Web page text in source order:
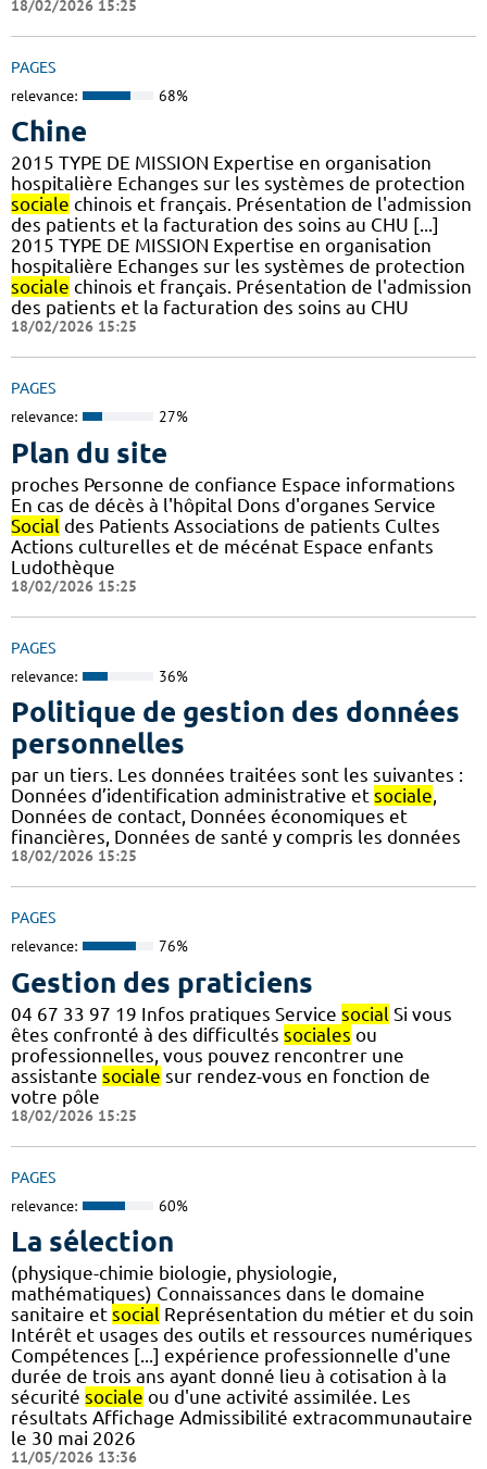
18/02/2026 15:25
PAGES
relevance: 68%
Chine
2015 TYPE DE MISSION Expertise en organisation
hospitalière Echanges sur les systèmes de protection
sociale chinois et français. Présentation de l'admission
des patients et la facturation des soins au CHU [...]
2015 TYPE DE MISSION Expertise en organisation
hospitalière Echanges sur les systèmes de protection
sociale chinois et français. Présentation de l'admission
des patients et la facturation des soins au CHU
18/02/2026 15:25
PAGES
relevance: 27%
Plan du site
proches Personne de confiance Espace informations
En cas de décès à l'hôpital Dons d'organes Service
Social des Patients Associations de patients Cultes
Actions culturelles et de mécénat Espace enfants
Ludothèque
18/02/2026 15:25
PAGES
relevance: 36%
Politique de gestion des données
personnelles
par un tiers. Les données traitées sont les suivantes :
Données d’identification administrative et sociale,
Données de contact, Données économiques et
financières, Données de santé y compris les données
18/02/2026 15:25
PAGES
relevance: 76%
Gestion des praticiens
04 67 33 97 19 Infos pratiques Service social Si vous
êtes confronté à des difficultés sociales ou
professionnelles, vous pouvez rencontrer une
assistante sociale sur rendez-vous en fonction de
votre pôle
18/02/2026 15:25
PAGES
relevance: 60%
La sélection
(physique-chimie biologie, physiologie,
mathématiques) Connaissances dans le domaine
sanitaire et social Représentation du métier et du soin
Intérêt et usages des outils et ressources numériques
Compétences [...] expérience professionnelle d'une
durée de trois ans ayant donné lieu à cotisation à la
sécurité sociale ou d'une activité assimilée. Les
résultats Affichage Admissibilité extracommunautaire
le 30 mai 2026
11/05/2026 13:36